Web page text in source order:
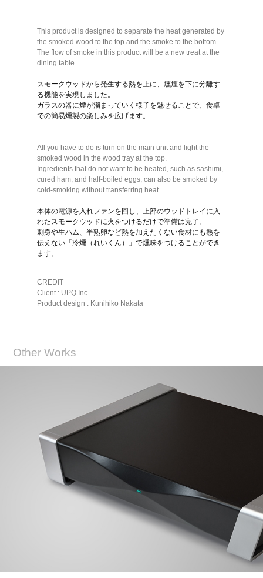
This product is designed to separate the heat generated by
the smoked wood to the top and the smoke to the bottom.
The flow of smoke in this product will be a new treat at the
dining table.
スモークウッドから発生する熱を上に、燻煙を下に分離す
る機能を実現しました。
ガラスの器に煙が溜まっていく様子を魅せることで、食卓
での簡易燻製の楽しみを広げます。
All you have to do is turn on the main unit and light the
smoked wood in the wood tray at the top.
Ingredients that do not want to be heated, such as sashimi,
cured ham, and half-boiled eggs, can also be smoked by
cold-smoking without transferring heat.
本体の電源を入れファンを回し、上部のウッドトレイに入
れたスモークウッドに火をつけるだけで準備は完了。
刺身や生ハム、半熟卵など熱を加えたくない食材にも熱を
伝えない「冷燻（れいくん）」で燻味をつけることができ
ます。
CREDIT
Client : UPQ Inc.
Product design : Kunihiko Nakata
Other Works